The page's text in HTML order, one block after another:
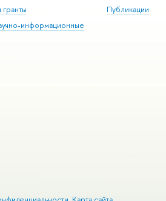
информационные
Публикации